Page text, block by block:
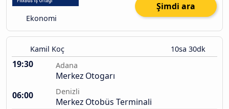
Ekonomi
Şimdi ara
Kamil Koç 10sa 30dk
19:30 Adana
Merkez Otogarı
06:00
Denizli
Merkez Otobüs Terminali